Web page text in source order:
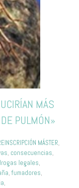
MÁS
PULMÓN»
MÁSTER,
, consecuencias,
legales,
, fumadores,
,